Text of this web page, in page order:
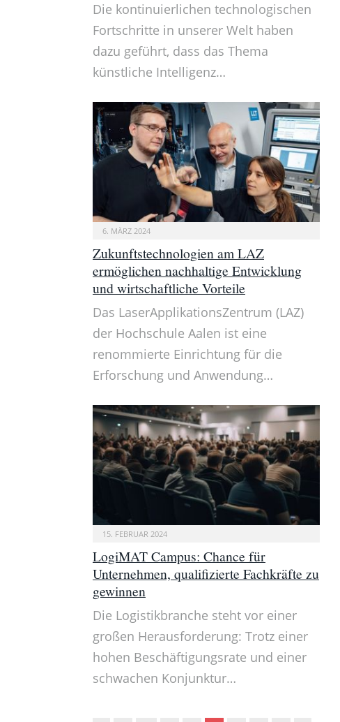
Die kontinuierlichen technologischen
Fortschritte in unserer Welt haben
dazu geführt, dass das Thema
künstliche Intelligenz…
6. MÄRZ 2024
Zukunftstechnologien am LAZ
ermöglichen nachhaltige Entwicklung
und wirtschaftliche Vorteile
Das LaserApplikationsZentrum (LAZ)
der Hochschule Aalen ist eine
renommierte Einrichtung für die
Erforschung und Anwendung…
15. FEBRUAR 2024
LogiMAT Campus: Chance für
Unternehmen, qualifizierte Fachkräfte zu
gewinnen
Die Logistikbranche steht vor einer
großen Herausforderung: Trotz einer
hohen Beschäftigungsrate und einer
schwachen Konjunktur…